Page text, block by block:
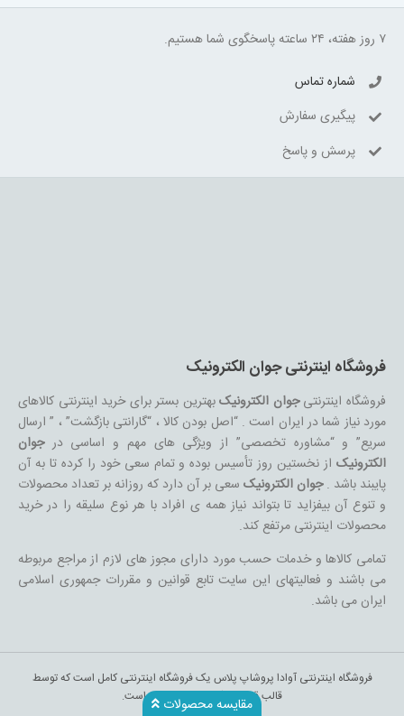
۷ روز هفته، ۲۴ ساعته پاسخگوی شما هستیم.
شماره تماس
پیگیری سفارش
پرسش و پاسخ
فروشگاه اینترنتی جوان الکترونیک
فروشگاه اینترنتیجوان الکترونیکبهترین بستر برای خرید اینترنتی کالاهای
مورد نیاز شما در ایران است . “اصل بودن کالا ، “گارانتی بازگشت” ، ” ارسال
سریع” و “مشاوره تخصصی” از ویژگی های مهم و اساسی درجوان
الکترونیکاز نخستین روز تأسیس بوده و تمام سعی خود را کرده تا به آن
پایبند باشد .جوان الکترونیکسعی بر آن دارد که روزانه بر تعداد محصولات
و تنوع آن بیفزاید تا بتواند نیاز همه ی افراد با هر نوع سلیقه را در خرید
محصولات اینترنتی مرتفع کند.
تمامی کالاها و خدمات حسب مورد دارای مجوز های لازم از مراجع مربوطه
می باشند و فعالیتهای این سایت تابع قوانین و مقررات جمهوری اسلامی
ایران می باشد.
فروشگاه اینترنتی آوادا پروشاپ پلاس یک فروشگاه اینترنتی کامل است که توسط
قالب قدرتمند آوادا طراحی شده است.
مقایسه محصولات